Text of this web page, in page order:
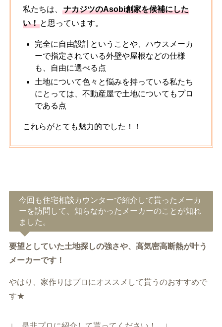
私たちは、
ナカジツのAsobi創家を候補にした
い！と思っています。
完全に自由設計ということや、ハウスメーカ
ーで指定されている外壁や屋根などの仕様
も、自由に選べる点
土地について色々と悩みを持っている私たち
にとっては、不動産屋で土地についてもプロ
である点
これらがとても魅力的でした！！
今回も住宅相談カウンターで紹介して貰ったメーカ
ーを訪問して、知らなかったメーカーのことが知れ
ました。
要望としていた土地探しの強さや、高気密高断熱が叶う
メーカーです！
やはり、家作りはプロにオススメして貰うのおすすめで
す★